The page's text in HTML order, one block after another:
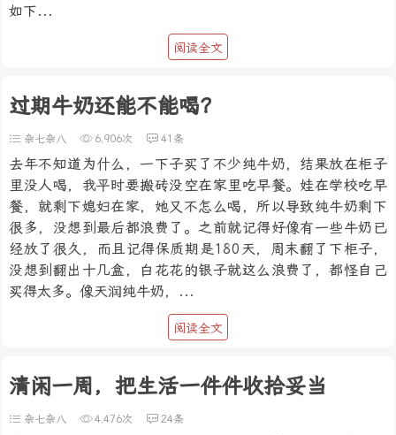
如下...
阅读全文
过期牛奶还能不能喝？
杂七杂八 6,906次 41条
去年不知道为什么，一下子买了不少纯牛奶，结果放在柜子
里没人喝，我平时要搬砖没空在家里吃早餐。娃在学校吃早
餐，就剩下媳妇在家，她又不怎么喝，所以导致纯牛奶剩下
很多，没想到最后都浪费了。之前就记得好像有一些牛奶已
经放了很久，而且记得保质期是180天，周末翻了下柜子，
没想到翻出十几盒，白花花的银子就这么浪费了，都怪自己
买得太多。像天润纯牛奶，...
阅读全文
清闲一周，把生活一件件收拾妥当
杂七杂八 4,476次 24条